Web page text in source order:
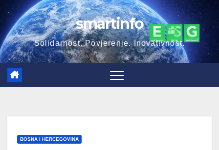
Skip
to
content
smartinfo
Solidarnost. Povjerenje. Inovativnost.
BOSNA I HERCEGOVINA